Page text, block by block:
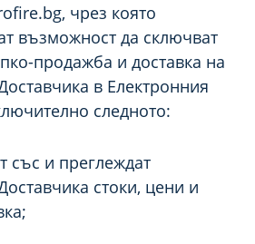
чрез която
възможност да сключват
продажба и доставка на
в Електронния
следното:
със и преглеждат
стоки, цени и